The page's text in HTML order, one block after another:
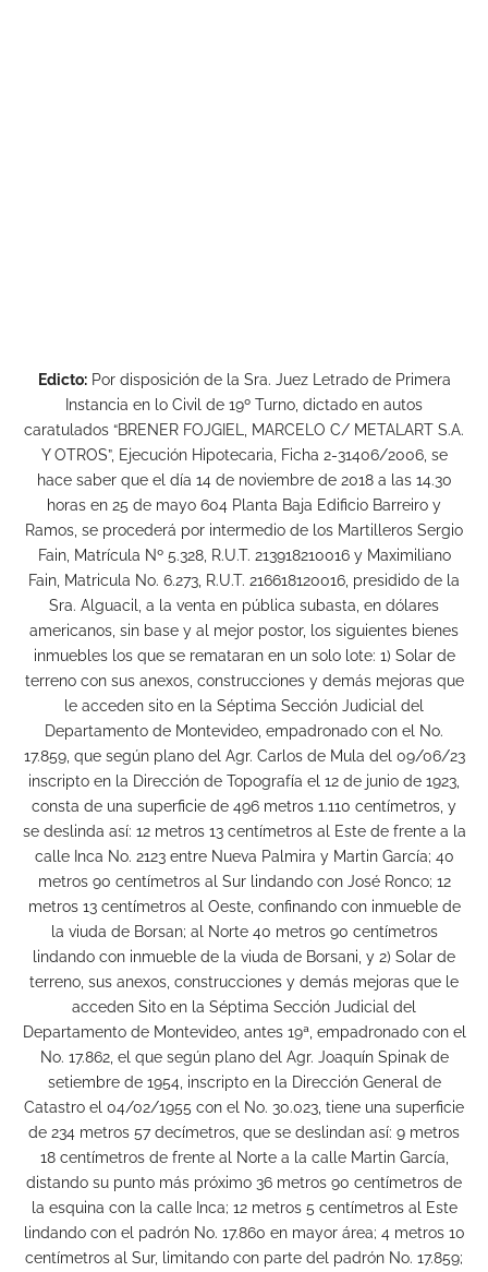
Edicto:Por disposición de la Sra. Juez Letrado de Primera
Instancia en lo Civil de 19º Turno, dictado en autos
caratulados “BRENER FOJGIEL, MARCELO C/ METALART S.A.
Y OTROS”, Ejecución Hipotecaria, Ficha 2-31406/2006, se
hace saber que el día 14 de noviembre de 2018 a las 14.30
horas en 25 de mayo 604 Planta Baja Edificio Barreiro y
Ramos, se procederá por intermedio de los Martilleros Sergio
Fain, Matrícula Nº 5.328, R.U.T. 213918210016 y Maximiliano
Fain, Matricula No. 6.273, R.U.T. 216618120016, presidido de la
Sra. Alguacil, a la venta en pública subasta, en dólares
americanos, sin base y al mejor postor, los siguientes bienes
inmuebles los que se remataran en un solo lote: 1) Solar de
terreno con sus anexos, construcciones y demás mejoras que
le acceden sito en la Séptima Sección Judicial del
Departamento de Montevideo, empadronado con el No.
17.859, que según plano del Agr. Carlos de Mula del 09/06/23
inscripto en la Dirección de Topografía el 12 de junio de 1923,
consta de una superficie de 496 metros 1.110 centímetros, y
se deslinda así: 12 metros 13 centímetros al Este de frente a la
calle Inca No. 2123 entre Nueva Palmira y Martin García; 40
metros 90 centímetros al Sur lindando con José Ronco; 12
metros 13 centímetros al Oeste, confinando con inmueble de
la viuda de Borsan; al Norte 40 metros 90 centímetros
lindando con inmueble de la viuda de Borsani, y 2) Solar de
terreno, sus anexos, construcciones y demás mejoras que le
acceden Sito en la Séptima Sección Judicial del
Departamento de Montevideo, antes 19ª, empadronado con el
No. 17.862, el que según plano del Agr. Joaquín Spinak de
setiembre de 1954, inscripto en la Dirección General de
Catastro el 04/02/1955 con el No. 30.023, tiene una superficie
de 234 metros 57 decímetros, que se deslindan así: 9 metros
18 centímetros de frente al Norte a la calle Martin García,
distando su punto más próximo 36 metros 90 centímetros de
la esquina con la calle Inca; 12 metros 5 centímetros al Este
lindando con el padrón No. 17.860 en mayor área; 4 metros 10
centímetros al Sur, limitando con parte del padrón No. 17.859;